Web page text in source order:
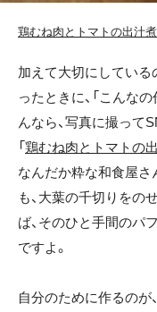
鶏むね肉とトマトの出汁煮
加えて大切にしている
ったときに、「こんな
んなら、写真に撮って
「鶏むね肉とトマトの
なんだか粋な和食屋さ
も、大葉の千切りをの
ば、そのひと手間のパ
ですよ。
自分のために作るのが